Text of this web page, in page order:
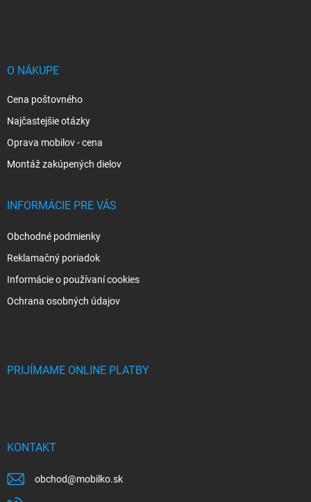
O NÁKUPE
Cena poštovného
Najčastejšie otázky
Oprava mobilov - cena
Montáž zakúpených dielov
INFORMÁCIE PRE VÁS
Obchodné podmienky
Reklamačný poriadok
Informácie o používaní cookies
Ochrana osobných údajov
PRIJÍMAME ONLINE PLATBY
KONTAKT
obchod@mobilko.sk